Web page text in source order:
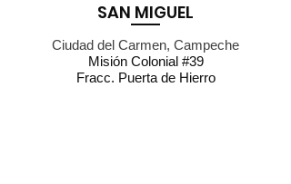
SAN MIGUEL
Ciudad del Carmen, Campeche
Misión Colonial #39
Fracc. Puerta de Hierro